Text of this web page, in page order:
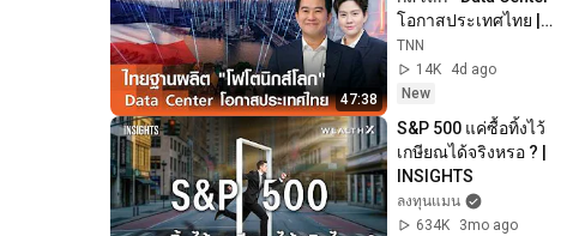
47:38
โอกาสประเทศไทย |
News Tank | 02-08-
69
TNN
14K
4d ago
New
S&P 500 แค่ซื้อทิ้งไว้
เกษียณได้จริงหรอ ? |
INSIGHTS
ลงทุนแมน
634K
3mo ago